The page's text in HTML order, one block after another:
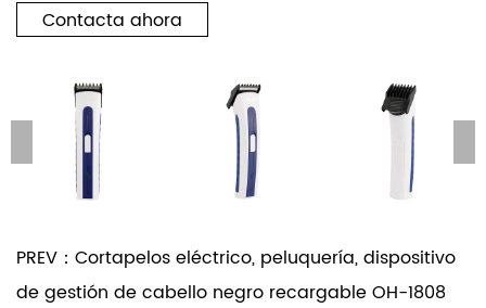
Contacta ahora
PREV：Cortapelos eléctrico, peluquería, dispositivo
de gestión de cabello negro recargable OH-1808